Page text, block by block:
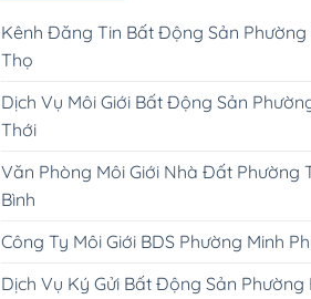
Kênh Đăng Tin Bất Động Sản Phường
Thọ
Dịch Vụ Môi Giới Bất Động Sản
Thới
Văn Phòng Môi Giới Nhà Đất Phường
Bình
Công Ty Môi Giới BDS Phường Minh
Dịch Vụ Ký Gửi Bất Động Sản Phường